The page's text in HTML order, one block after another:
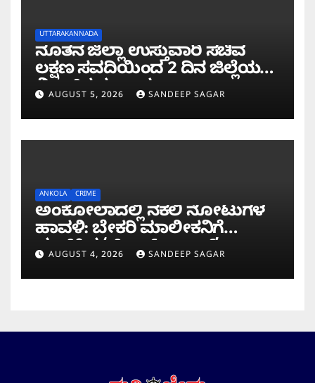
UTTARAKANNADA
ನೂತನ ಜಿಲ್ಲಾ ಉಸ್ತುವಾರಿ ಸಚಿವ
ಲಕ್ಷಣ ಸವದಿಯಿಂದ 2 ದಿನ ಜಿಲ್ಲೆಯಲ್ಲಿ
ಮಿಂಚಿನ ಸಂಚಾರ
AUGUST 5, 2026 SANDEEP SAGAR
ANKOLA CRIME
ಅಂಕೋಲಾದಲ್ಲಿ ನಕಲಿ ನೋಟುಗಳ
ಹಾವಳಿ: ಬೇಕರಿ ಮಾಲೀಕನಿಗೆ
ವಂಚಿಸಿದ ‘ಚಿಲ್ಡ್ರನ್ ಬ್ಯಾಂಕ್’
ನೋಟು!
AUGUST 4, 2026 SANDEEP SAGAR